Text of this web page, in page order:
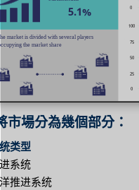
市場分為幾個部分：
类型
系统
推进系统